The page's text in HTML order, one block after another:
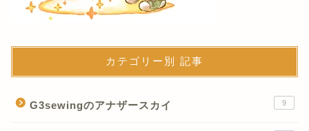
カテゴリー別 記事
G3sewingのアナザースカイ 9